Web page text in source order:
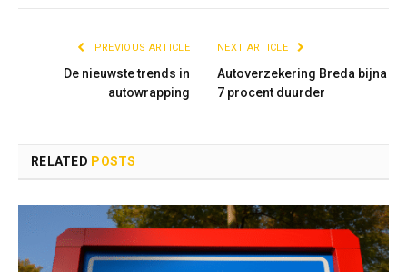
PREVIOUS ARTICLE
De nieuwste trends in
autowrapping
NEXT ARTICLE
Autoverzekering Breda bijna
7 procent duurder
RELATED POSTS